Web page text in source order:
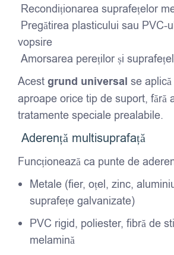
Recondiționarea suprafețelor
Pregătirea plasticului sau PVC-
vopsire
Amorsarea pereților și
Acest grund universal se
aproape orice tip de suport, fără
tratamente speciale prealabile.
Aderență multisuprafață
Funcționează ca punte de
Metale (fier, oțel, zinc,
suprafețe galvanizate)
PVC rigid, poliester, fibră de
melamină